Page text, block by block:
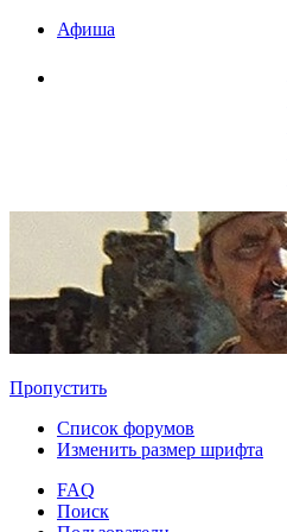
Афиша
Пропустить
Список форумов
Изменить размер шрифта
FAQ
Поиск